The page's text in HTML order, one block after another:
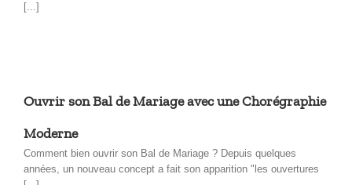
[...]
Ouvrir son Bal de Mariage avec une Chorégraphie
Moderne
Comment bien ouvrir son Bal de Mariage ? Depuis quelques
années, un nouveau concept a fait son apparition "les ouvertures